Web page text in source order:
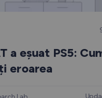
a eșuat PS5:
eroarea